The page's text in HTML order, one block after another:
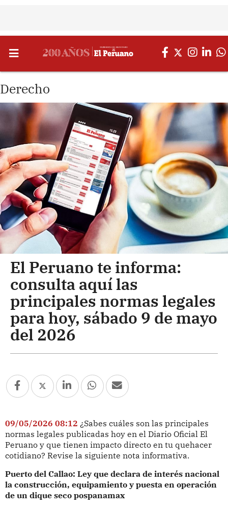
Derecho
El Peruano te informa:
consulta aquí las
principales normas legales
para hoy, sábado 9 de mayo
del 2026
09/05/2026 08:12 ¿Sabes cuáles son las principales
normas legales publicadas hoy en el Diario Oficial El
Peruano y que tienen impacto directo en tu quehacer
cotidiano? Revise la siguiente nota informativa.
Puerto del Callao: Ley que declara de interés nacional
la construcción, equipamiento y puesta en operación
de un dique seco pospanamax